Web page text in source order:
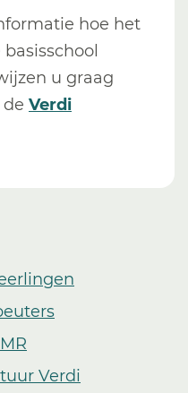
hoe het
u graag
Verdi
Verdi